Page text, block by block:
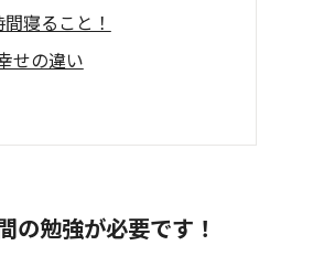
寝ること！
せの違い
の勉強が必要です！